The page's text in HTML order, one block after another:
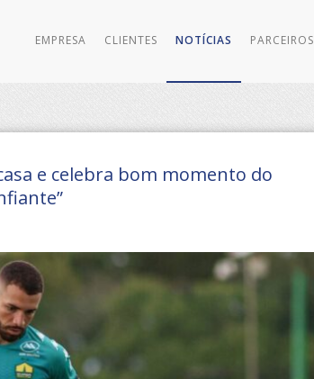
EMPRESA CLIENTES NOTÍCIAS PARCEIROS
e celebra bom momento do